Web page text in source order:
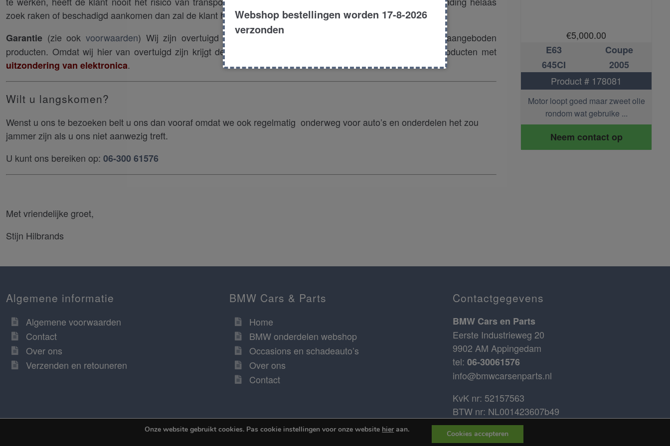
zoek raken of beschadigd aankomen dan zal de klant hier nooit voor belast worden.
Garantie (zie ook voorwaarden) Wij zijn overtuigd van de juiste werking en kwaliteit van de door ons aangeboden
producten. Omdat wij hier van overtuigd zijn krijgt de klant 1 maand garantie op de door ons geleverde producten met
uitzondering van elektronica.
Wilt u langskomen?
Wenst u ons te bezoeken belt u ons dan vooraf omdat we ook regelmatig onderweg voor auto’s en onderdelen het zou
jammer zijn als u ons niet aanwezig treft.
U kunt ons bereiken op: 06-300 61576
Met vriendelijke groet,
Stijn Hilbrands
7,250.00
Coupe
630I
Product # 178094
€5,000.00
E63
Coupe
645CI
2005
Product # 178081
Motor loopt goed maar zweet olie
rondom wat gebruike ...
Neem contact op
Algemene informatie
Algemene voorwaarden
Contact
Over ons
Verzenden en retouneren
BMW Cars & Parts
Home
BMW onderdelen webshop
Occasions en schadeauto’s
Over ons
Contact
Contactgegevens
BMW Cars en Parts
Eerste Industrieweg 20
9902 AM Appingedam
tel: 06-30061576
info@bmwcarsenparts.nl
KvK nr: 52157563
BTW nr: NL001423607b49
Bank nr: 52.43.94.334
IBAN: NL68ABNA0524394334
Onze website gebruikt cookies. Pas cookie instellingen voor onze website hieraan. Cookies accepteren
Webshop bestellingen worden 17-8-2026
verzonden